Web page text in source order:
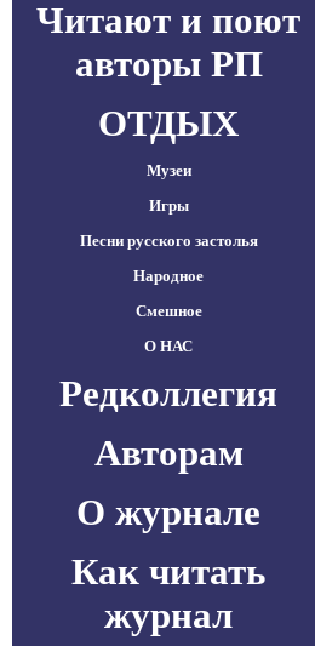
Читают и поют
авторы РП
ОТДЫХ
Музеи
Игры
Песни русского застолья
Народное
Смешное
О НАС
Редколлегия
Авторам
О журнале
Как читать
журнал